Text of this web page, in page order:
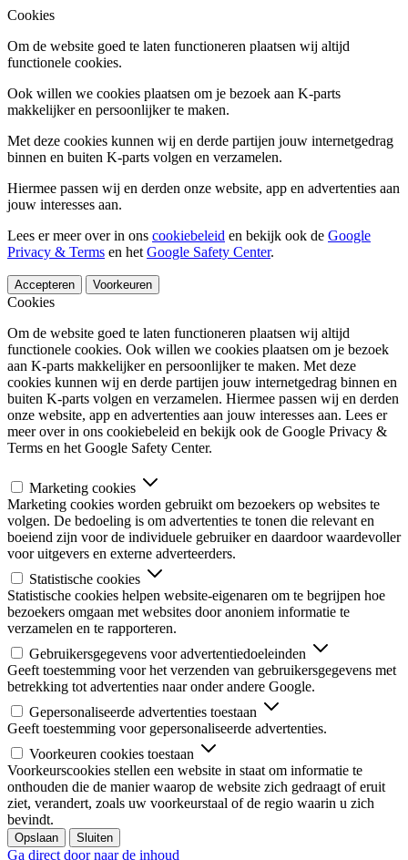
Cookies
Om de website goed te laten functioneren plaatsen wij altijd
functionele cookies.
Ook willen we cookies plaatsen om je bezoek aan K-parts
makkelijker en persoonlijker te maken.
Met deze cookies kunnen wij en derde partijen jouw internetgedrag
binnen en buiten K-parts volgen en verzamelen.
Hiermee passen wij en derden onze website, app en advertenties aan
jouw interesses aan.
Lees er meer over in ons cookiebeleid en bekijk ook de Google
Privacy & Terms en het Google Safety Center.
Accepteren Voorkeuren
Cookies
Om de website goed te laten functioneren plaatsen wij altijd
functionele cookies. Ook willen we cookies plaatsen om je bezoek
aan K-parts makkelijker en persoonlijker te maken. Met deze
cookies kunnen wij en derde partijen jouw internetgedrag binnen en
buiten K-parts volgen en verzamelen. Hiermee passen wij en derden
onze website, app en advertenties aan jouw interesses aan. Lees er
meer over in ons cookiebeleid en bekijk ook de Google Privacy &
Terms en het Google Safety Center.
Marketing cookies
Marketing cookies worden gebruikt om bezoekers op websites te
volgen. De bedoeling is om advertenties te tonen die relevant en
boeiend zijn voor de individuele gebruiker en daardoor waardevoller
voor uitgevers en externe adverteerders.
Statistische cookies
Statistische cookies helpen website-eigenaren om te begrijpen hoe
bezoekers omgaan met websites door anoniem informatie te
verzamelen en te rapporteren.
Gebruikersgegevens voor advertentiedoeleinden
Geeft toestemming voor het verzenden van gebruikersgegevens met
betrekking tot advertenties naar onder andere Google.
Gepersonaliseerde advertenties toestaan
Geeft toestemming voor gepersonaliseerde advertenties.
Voorkeuren cookies toestaan
Voorkeurscookies stellen een website in staat om informatie te
onthouden die de manier waarop de website zich gedraagt of eruit
ziet, verandert, zoals uw voorkeurstaal of de regio waarin u zich
bevindt.
Opslaan Sluiten
Ga direct door naar de inhoud